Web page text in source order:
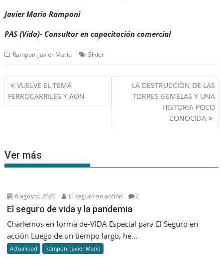
Javier Mario Ramponi
PAS (Vida)- Consultor en capacitación comercial
Ramponi Javier Mario Slider
Navegación
de
entradas
VUELVE EL TEMA
FERROCARRILES Y AON
LA DESTRUCCIÓN DE LAS
TORRES GEMELAS Y UNA
HISTORIA POCO
CONOCIDA
Ver más
6 agosto, 2020 El seguro en acción 2
El seguro de vida y la pandemia
Charlemos en forma de-VIDA Especial para El Seguro en
acción Luego de un tiempo largo, he...
Actualidad Ramponi Javier Mario